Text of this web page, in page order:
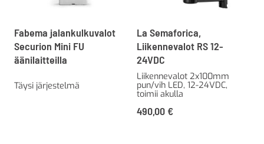
Fabema jalankulkuvalot
Securion Mini FU
äänilaitteilla
Täysi järjestelmä
La Semaforica,
Liikennevalot RS 12-
24VDC
Liikennevalot 2x100mm
pun/vih LED, 12-24VDC,
toimii akulla
490,00 €